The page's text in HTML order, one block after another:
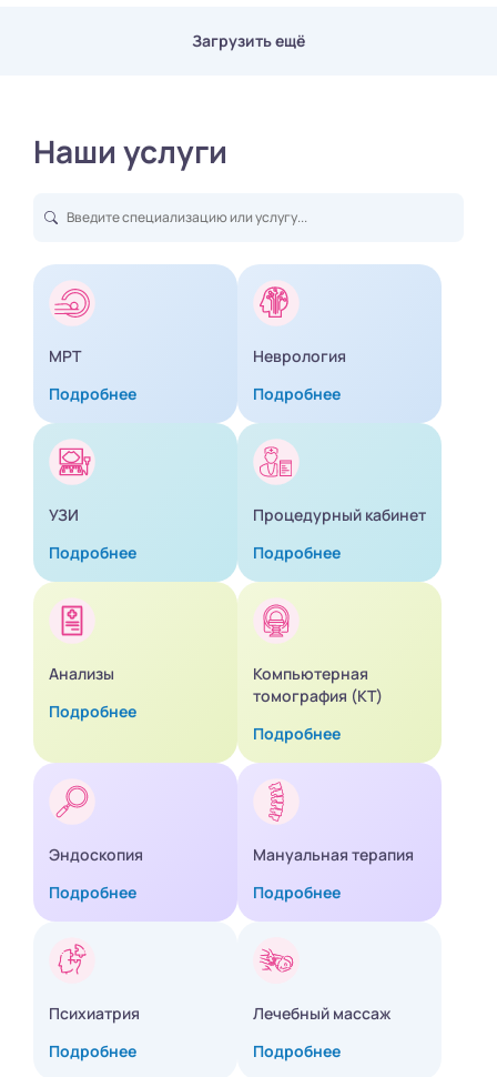
Загрузить ещё
Наши услуги
МРТ
Подробнее
Неврология
Подробнее
УЗИ
Подробнее
Процедурный кабинет
Подробнее
Анализы
Подробнее
Компьютерная
томография (КТ)
Подробнее
Эндоскопия
Подробнее
Мануальная терапия
Подробнее
Психиатрия
Подробнее
Лечебный массаж
Подробнее